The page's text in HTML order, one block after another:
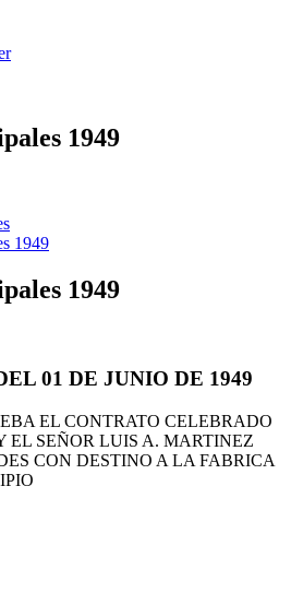
1949
1949
1949
01 DE JUNIO DE 1949
EL CONTRATO CELEBRADO
EL SEÑOR LUIS A. MARTINEZ
CON DESTINO A LA FABRICA